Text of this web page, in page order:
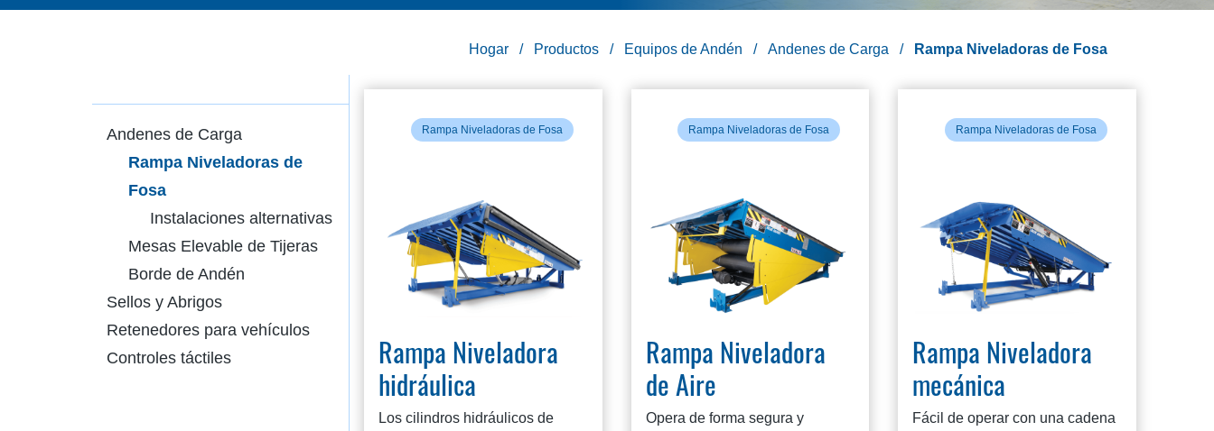
Hogar Productos Equipos de Andén Andenes de Carga Rampa Niveladoras de Fosa
Andenes de Carga
Rampa Niveladoras de
Fosa
Instalaciones alternativas
Mesas Elevable de Tijeras
Borde de Andén
Sellos y Abrigos
Retenedores para vehículos
Controles táctiles
Rampa Niveladoras de Fosa
Rampa Niveladora
hidráulica
Los cilindros hidráulicos de
Rampa Niveladoras de Fosa
Rampa Niveladora
de Aire
Opera de forma segura y
Rampa Niveladoras de Fosa
Rampa Niveladora
mecánica
Fácil de operar con una cadena